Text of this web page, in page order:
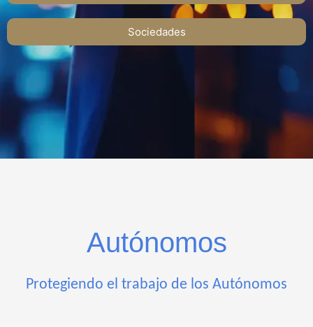
Sociedades​
Autónomos
Protegiendo el trabajo de los Autónomos